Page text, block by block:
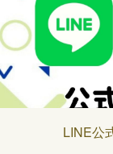
何卒ご理解のほ
皆さまもどうぞお
本日より
よろしくお願い
本日今す
LINE公